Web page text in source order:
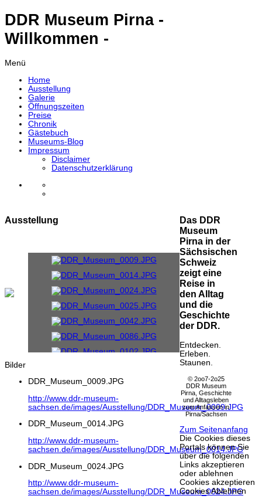
DDR Museum Pirna -
Willkommen -
Menü
Home
Ausstellung
Galerie
Öffnungszeiten
Preise
Chronik
Gästebuch
Museums-Blog
Impressum
Disclaimer
Datenschutzerklärung
Ausstellung
Bilder
DDR_Museum_0009.JPG
http://www.ddr-museum-
sachsen.de/images/Ausstellung/DDR_Museum_0009.JPG
DDR_Museum_0014.JPG
http://www.ddr-museum-
sachsen.de/images/Ausstellung/DDR_Museum_0014.JPG
DDR_Museum_0024.JPG
http://www.ddr-museum-
sachsen.de/images/Ausstellung/DDR_Museum_0024.JPG
Das DDR
Museum
Pirna in der
Sächsischen
Schweiz
zeigt eine
Reise in
den Alltag
und die
Geschichte
der DDR.
Entdecken.
Erleben.
Staunen.
© 2oo7-2o25
DDR Museum
Pirna, Geschichte
und Alltagsleben
zum Anfassen in
Pirna/Sachsen
Zum Seitenanfang
Die Cookies dieses
Portals können Sie
über die folgenden
Links akzeptieren
oder ablehnen
Cookies akzeptieren
Cookies Ablehnen